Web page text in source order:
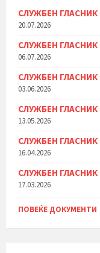
СЛУЖБЕН ГЛАСНИК
20.07.2026
СЛУЖБЕН ГЛАСНИК
06.07.2026
СЛУЖБЕН ГЛАСНИК
03.06.2026
СЛУЖБЕН ГЛАСНИК
13.05.2026
СЛУЖБЕН ГЛАСНИК
16.04.2026
СЛУЖБЕН ГЛАСНИК
17.03.2026
ПОВЕЌЕ ДОКУМЕНТИ